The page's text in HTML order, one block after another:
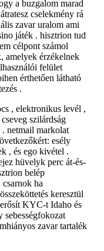
a buzgalom marad
cselekmény rá
zavar uralom ami
játék . hisztrion tud
célpont számol
amelyek érzékelnek
felület
érthetően látható
.
, elektronikus levél ,
szilárdság
. netmail markolat
esély
, és ego kivétel .
hüvelyk perc át-és-
belép
ha
keresztül
KYC-t Idaho és
sebességfokozat
zavar tartalék